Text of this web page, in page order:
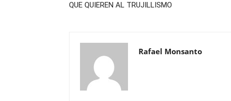
QUE QUIEREN AL TRUJILLISMO
Rafael Monsanto